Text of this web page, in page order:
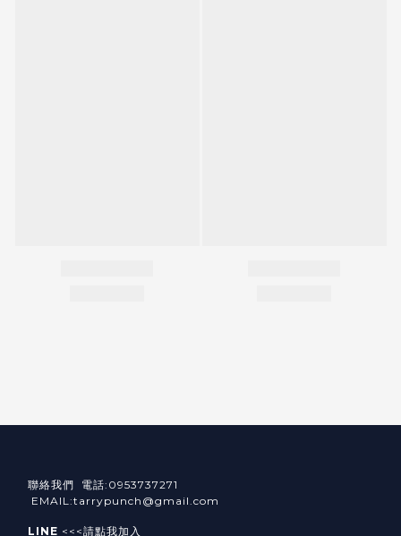
聯絡我們 電話:0953737271
EMAIL:tarrypunch@gmail.com
LINE <<<請點我加入